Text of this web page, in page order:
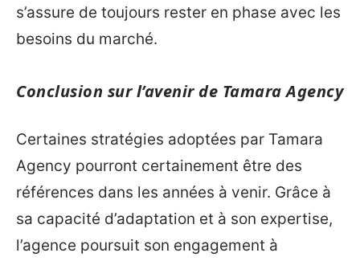
s’assure de toujours rester en phase avec les
besoins du marché.
Conclusion sur l’avenir de Tamara Agency
Certaines stratégies adoptées par Tamara
Agency pourront certainement être des
références dans les années à venir. Grâce à
sa capacité d’adaptation et à son expertise,
l’agence poursuit son engagement à